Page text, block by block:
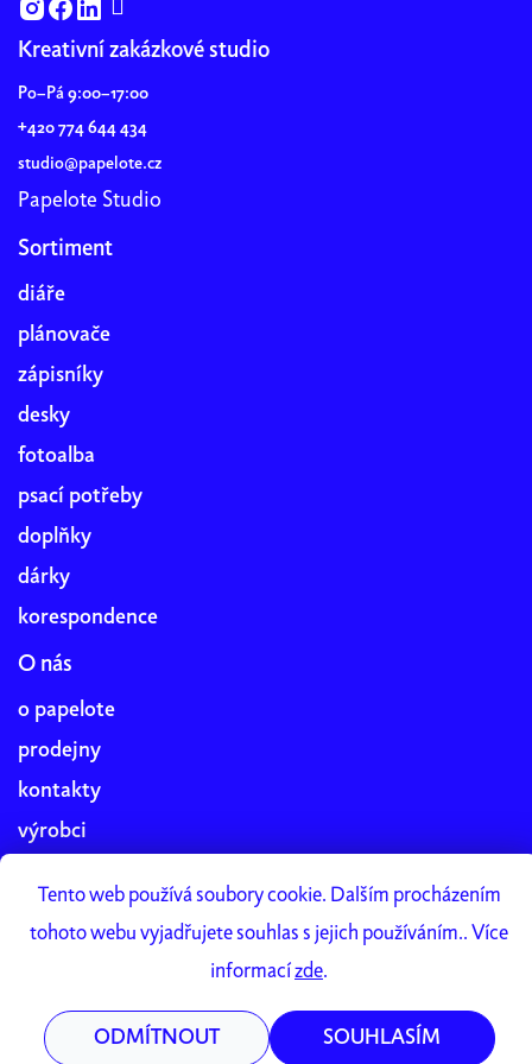
Tento web používá soubory cookie. Dalším procházením
tohoto webu vyjadřujete souhlas s jejich používáním.. Více
informacízde.
ODMÍTNOUT SOUHLASÍM
Kreativní zakázkové studio
Po–Pá 9:00–17:00
+420 774 644 434
studio@papelote.cz
Papelote Studio
Sortiment
diáře
plánovače
zápisníky
desky
fotoalba
psací potřeby
doplňky
dárky
korespondence
O nás
o papelote
prodejny
kontakty
výrobci
práce v papelote
Papelote Studio
Vytvořil Shoptet Premium